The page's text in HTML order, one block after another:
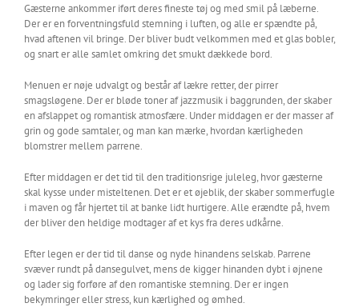
Gæsterne ankommer iført deres fineste tøj og med smil på læberne.
Der er en forventningsfuld stemning i luften, og alle er spændte på,
hvad aftenen vil bringe. Der bliver budt velkommen med et glas bobler,
og snart er alle samlet omkring det smukt dækkede bord.
Menuen er nøje udvalgt og består af lækre retter, der pirrer
smagsløgene. Der er bløde toner af jazzmusik i baggrunden, der skaber
en afslappet og romantisk atmosfære. Under middagen er der masser af
grin og gode samtaler, og man kan mærke, hvordan kærligheden
blomstrer mellem parrene.
Efter middagen er det tid til den traditionsrige juleleg, hvor gæsterne
skal kysse under misteltenen. Det er et øjeblik, der skaber sommerfugle
i maven og får hjertet til at banke lidt hurtigere. Alle erændte på, hvem
der bliver den heldige modtager af et kys fra deres udkårne.
Efter legen er der tid til danse og nyde hinandens selskab. Parrene
svæver rundt på dansegulvet, mens de kigger hinanden dybt i øjnene
og lader sig forføre af den romantiske stemning. Der er ingen
bekymringer eller stress, kun kærlighed og ømhed.